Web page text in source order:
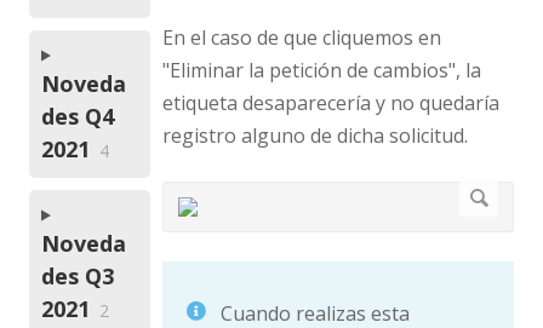
En el caso de que cliquemos en
"Eliminar la petición de cambios", la
etiqueta desaparecería y no quedaría
registro alguno de dicha solicitud.
Cuando realizas esta
Noveda
des Q4
2021 4
Noveda
des Q3
2021 2